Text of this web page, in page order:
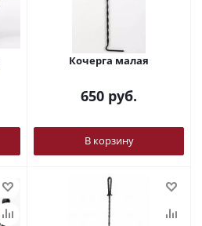
Кочерга малая
650 руб.
В корзину